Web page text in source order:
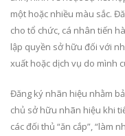
một hoặc nhiều màu sắc.
cho tổ chức, cá nhân tiến
lập quyền sở hữu đối với
xuất hoặc dịch vụ do mình
Đăng ký nhãn hiệu nhằm
chủ sở hữu nhãn hiệu khi
các đối thủ “ăn cắp”, “làm